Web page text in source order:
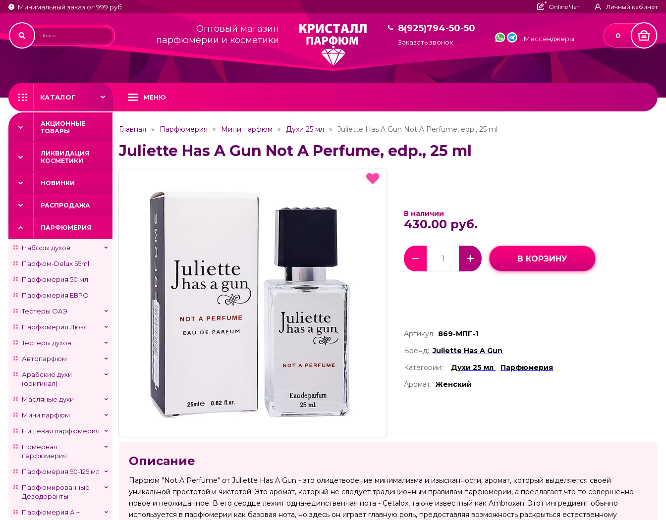
Минимальный заказ от 999 руб. Online Чат Личный кабинет
Оптовый магазин
парфюмерии и косметики
8(925)794-50-50
Заказать звонок Мессенджеры 0
КАТАЛОГ МЕНЮ
АКЦИОННЫЕ
ТОВАРЫ
ЛИКВИДАЦИЯ
КОСМЕТИКИ
НОВИНКИ
РАСПРОДАЖА
ПАРФЮМЕРИЯ
Наборы духов
Парфюм-Delux 55ml
Парфюмерия 50 мл
Парфюмерия ЕВРО
Тестеры ОАЭ
Парфюмерия Люкс
Тестеры духов
Автопарфюм
Арабские духи
(оригинал)
Масляные духи
Мини парфюм
Нишевая парфюмерия
Номерная
парфюмерия
Парфюмерия 50-125 мл
Парфюмированные
Дезодоранты
Парфюмерия А +
Главная Парфюмерия Мини парфюм Духи 25 мл Juliette Has A Gun Not A Perfume, edp., 25 ml
Juliette Has A Gun Not A Perfume, edp., 25 ml
В наличии
430.00 руб.
В КОРЗИНУ
Артикул: 869-МПГ-1
Бренд: Juliette Has A Gun
Категории:
Духи 25 мл
Парфюмерия
Аромат: Женский
Описание
Парфюм "Not A Perfume" от Juliette Has A Gun - это олицетворение минимализма и изысканности, аромат, который выделяется своей
уникальной простотой и чистотой. Это аромат, который не следует традиционным правилам парфюмерии, а предлагает что-то совершенно
новое и неожиданное. В его сердце лежит одна-единственная нота - Cetalox, также известный как Ambroxan. Этот ингредиент обычно
используется в парфюмерии как базовая нота, но здесь он играет главную роль, предоставляя возможность раскрыться естественному